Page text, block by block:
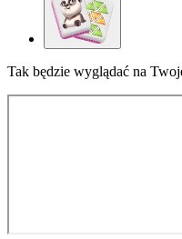
Tak będzie wyglądać na